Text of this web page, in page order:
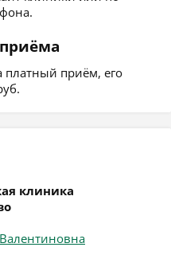
платный приём, его
клиника